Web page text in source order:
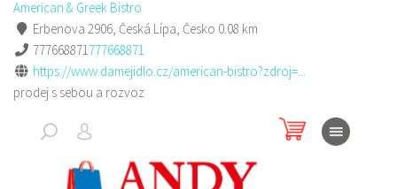
American & Greek Bistro
Erbenova 2906, Česká Lípa, Česko 0.08 km
777668871777668871
https://www.damejidlo.cz/american-bistro?zdroj=...
prodej s sebou a rozvoz